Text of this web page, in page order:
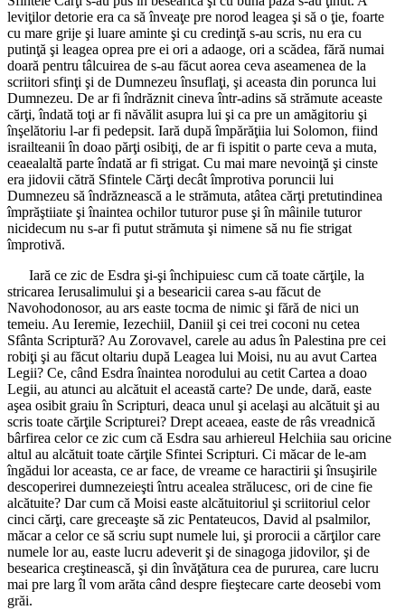
leviţilor detorie era ca să înveaţe pre norod leagea şi să o ţie, foarte
cu mare grije şi luare aminte şi cu credinţă s-au scris, nu era cu
putinţă şi leagea oprea pre ei ori a adaoge, ori a scădea, fără numai
doară pentru tâlcuirea de s-au făcut aorea ceva aseamenea de la
scriitori sfinţi şi de Dumnezeu însuflaţi, şi aceasta din porunca lui
Dumnezeu. De ar fi îndrăznit cineva într-adins să strămute aceaste
cărţi, îndată toţi ar fi năvălit asupra lui şi ca pre un amăgitoriu şi
înşelătoriu l-ar fi pedepsit. Iară după împărăţiia lui Solomon, fiind
israilteanii în doao părţi osibiţi, de ar fi ispitit o parte ceva a muta,
ceaealaltă parte îndată ar fi strigat. Cu mai mare nevoinţă şi cinste
era jidovii cătră Sfintele Cărţi decât împrotiva poruncii lui
Dumnezeu să îndrăznească a le strămuta, atâtea cărţi pretutindinea
împrăştiiate şi înaintea ochilor tuturor puse şi în mâinile tuturor
nicidecum nu s-ar fi putut strămuta şi nimene să nu fie strigat
împrotivă.
Iară ce zic de Esdra şi-şi închipuiesc cum că toate cărţile, la
stricarea Ierusalimului şi a besearicii carea s-au făcut de
Navohodonosor, au ars easte tocma de nimic şi fără de nici un
temeiu. Au Ieremie, Iezechiil, Daniil şi cei trei coconi nu cetea
Sfânta Scriptură? Au Zorovavel, carele au adus în Palestina pre cei
robiţi şi au făcut oltariu după Leagea lui Moisi, nu au avut Cartea
Legii? Ce, când Esdra înaintea norodului au cetit Cartea a doao
Legii, au atunci au alcătuit el această carte? De unde, dară, easte
aşea osibit graiu în Scripturi, deaca unul şi acelaşi au alcătuit şi au
scris toate cărţile Scripturei? Drept aceaea, easte de râs vreadnică
bârfirea celor ce zic cum că Esdra sau arhiereul Helchiia sau oricine
altul au alcătuit toate cărţile Sfintei Scripturi. Ci măcar de le-am
îngădui lor aceasta, ce ar face, de vreame ce haractirii şi însuşirile
descoperirei dumnezeieşti întru acealea strălucesc, ori de cine fie
alcătuite? Dar cum că Moisi easte alcătuitoriul şi scriitoriul celor
cinci cărţi, care greceaşte să zic Pentateucos, David al psalmilor,
măcar a celor ce să scriu supt numele lui, şi prorocii a cărţilor care
numele lor au, easte lucru adeverit şi de sinagoga jidovilor, şi de
besearica creştinească, şi din învăţătura cea de pururea, care lucru
mai pre larg îl vom arăta când despre fieştecare carte deosebi vom
grăi.